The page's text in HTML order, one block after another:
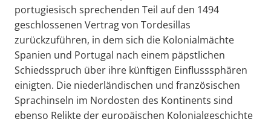
portugiesisch sprechenden Teil auf den 1494
geschlossenen Vertrag von Tordesillas
zurückzuführen, in dem sich die Kolonialmächte
Spanien und Portugal nach einem päpstlichen
Schiedsspruch über ihre künftigen Einflusssphären
einigten. Die niederländischen und französischen
Sprachinseln im Nordosten des Kontinents sind
ebenso Relikte der europäischen Kolonialgeschichte